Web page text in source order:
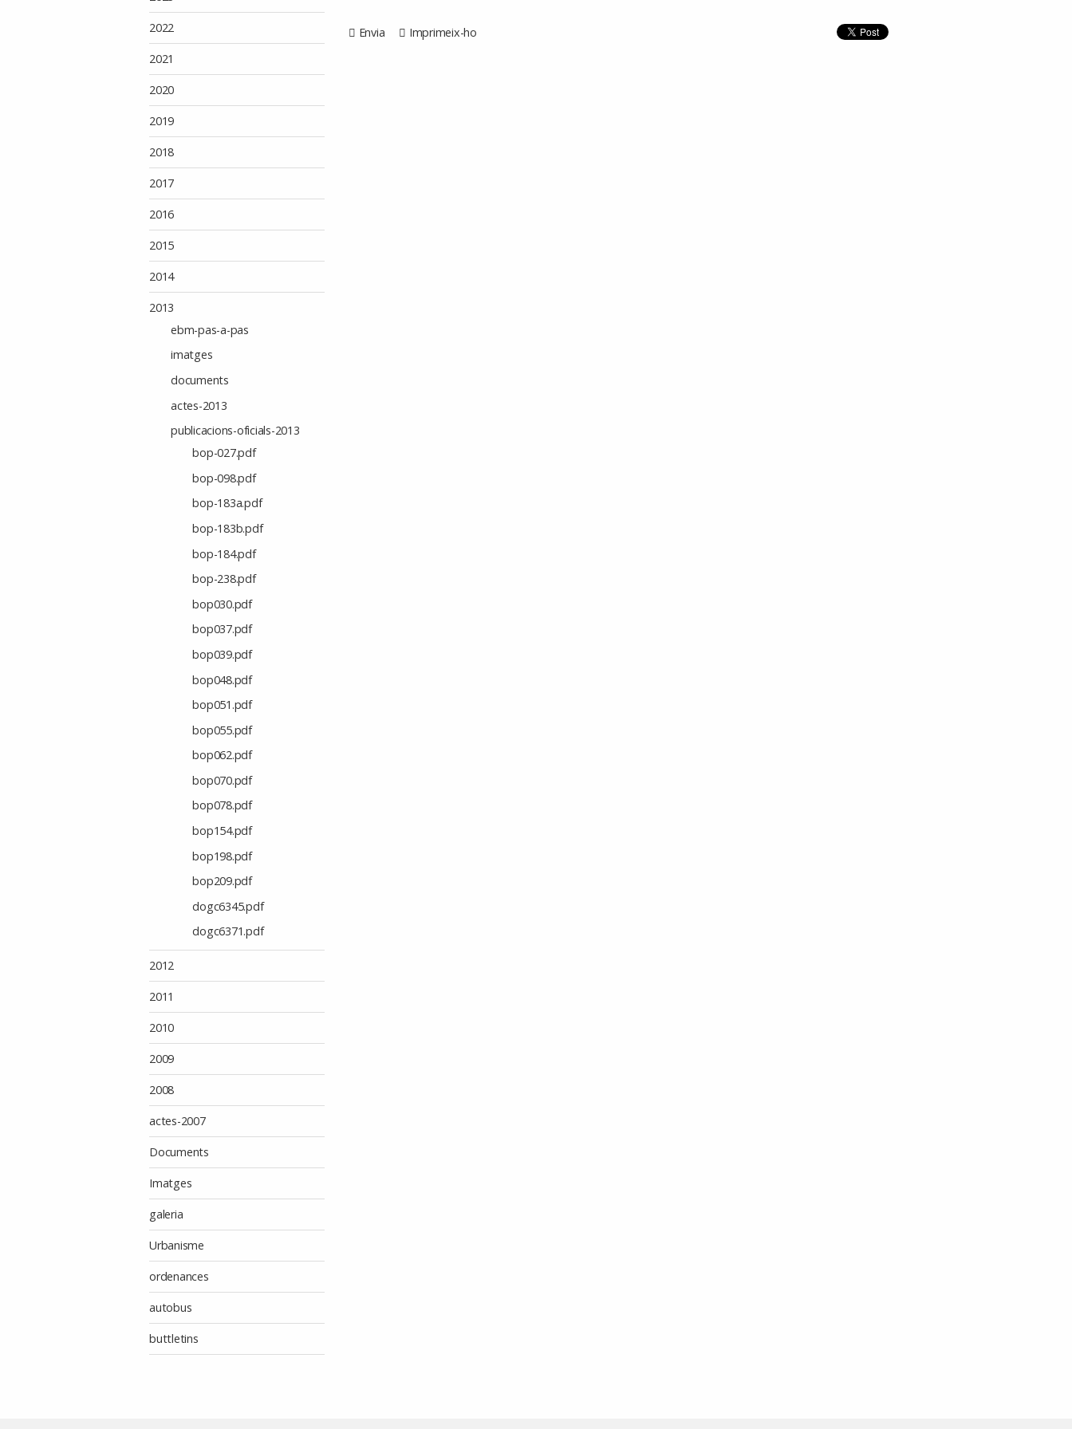
2022
2021
2020
2019
2018
2017
2016
2015
2014
2013
ebm-pas-a-pas
imatges
documents
actes-2013
publicacions-oficials-2013
bop-027.pdf
bop-098.pdf
bop-183a.pdf
bop-183b.pdf
bop-184.pdf
bop-238.pdf
bop030.pdf
bop037.pdf
bop039.pdf
bop048.pdf
bop051.pdf
bop055.pdf
bop062.pdf
bop070.pdf
bop078.pdf
bop154.pdf
bop198.pdf
bop209.pdf
dogc6345.pdf
dogc6371.pdf
2012
2011
2010
2009
2008
actes-2007
Documents
Imatges
galeria
Urbanisme
ordenances
autobus
buttletins
Envia Imprimeix-ho